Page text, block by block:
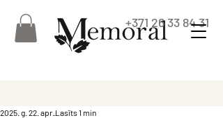
+371 26 33 84 31
2025. g. 22. apr. Lasīts 1 min